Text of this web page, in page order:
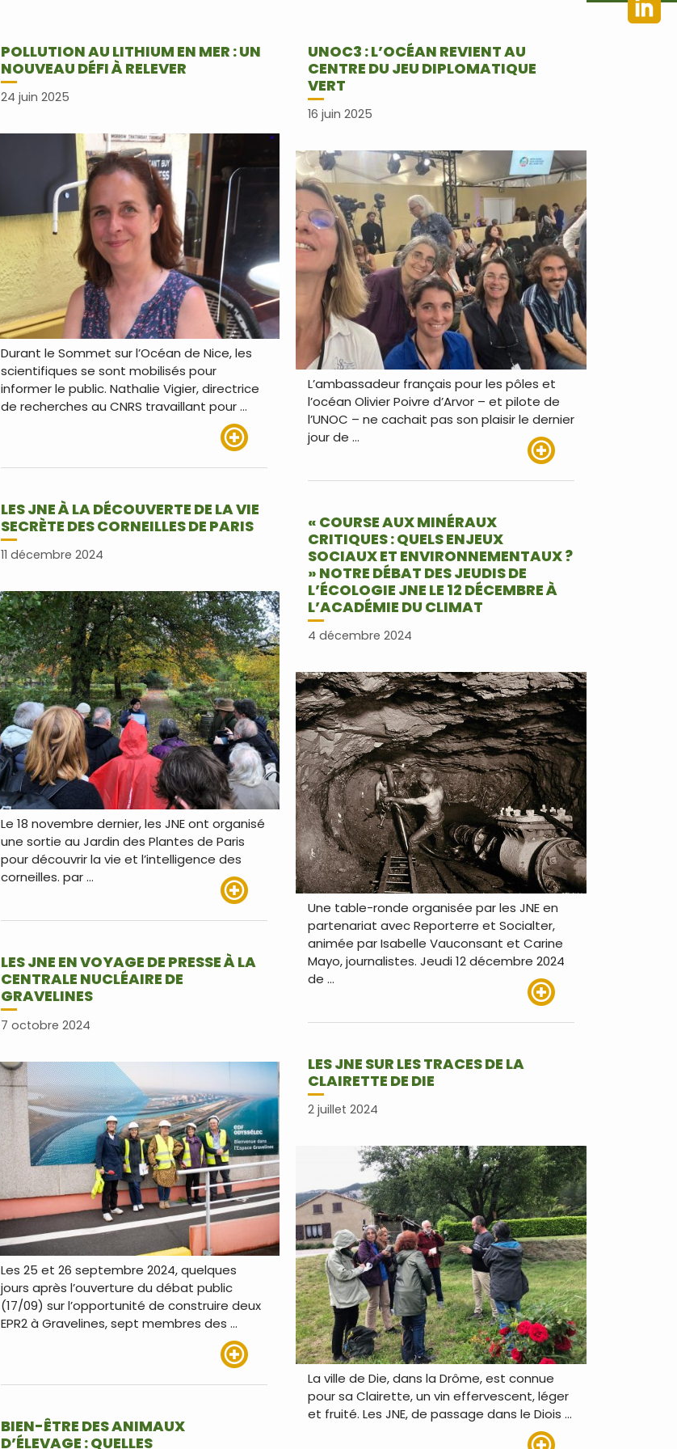
POLLUTION AU LITHIUM EN MER : UN
NOUVEAU DÉFI À RELEVER
24 juin 2025
Durant le Sommet sur l’Océan de Nice, les
scientifiques se sont mobilisés pour
informer le public. Nathalie Vigier, directrice
de recherches au CNRS travaillant pour …
UNOC3 : L’OCÉAN REVIENT AU
CENTRE DU JEU DIPLOMATIQUE
VERT
16 juin 2025
L’ambassadeur français pour les pôles et
l’océan Olivier Poivre d’Arvor – et pilote de
l’UNOC – ne cachait pas son plaisir le dernier
jour de …
LES JNE À LA DÉCOUVERTE DE LA VIE
SECRÈTE DES CORNEILLES DE PARIS
11 décembre 2024
Le 18 novembre dernier, les JNE ont organisé
une sortie au Jardin des Plantes de Paris
pour découvrir la vie et l’intelligence des
corneilles. par …
« COURSE AUX MINÉRAUX
CRITIQUES : QUELS ENJEUX
SOCIAUX ET ENVIRONNEMENTAUX ?
» NOTRE DÉBAT DES JEUDIS DE
L’ÉCOLOGIE JNE LE 12 DÉCEMBRE À
L’ACADÉMIE DU CLIMAT
4 décembre 2024
Une table-ronde organisée par les JNE en
partenariat avec Reporterre et Socialter,
animée par Isabelle Vauconsant et Carine
Mayo, journalistes. Jeudi 12 décembre 2024
de …
LES JNE EN VOYAGE DE PRESSE À LA
CENTRALE NUCLÉAIRE DE
GRAVELINES
7 octobre 2024
Les 25 et 26 septembre 2024, quelques
jours après l’ouverture du débat public
(17/09) sur l’opportunité de construire deux
EPR2 à Gravelines, sept membres des …
LES JNE SUR LES TRACES DE LA
CLAIRETTE DE DIE
2 juillet 2024
La ville de Die, dans la Drôme, est connue
pour sa Clairette, un vin effervescent, léger
et fruité. Les JNE, de passage dans le Diois …
BIEN-ÊTRE DES ANIMAUX
D’ÉLEVAGE : QUELLES